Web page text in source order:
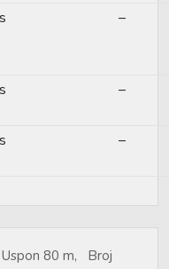
–
–
–
80 m, Broj